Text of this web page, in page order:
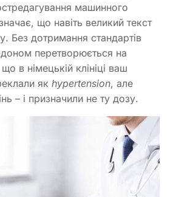
машинного
що навіть великий текст
Без дотримання стандартів
перетворюється на
в німецькій клініці ваш
як hypertension, але
– і призначили не ту дозу.